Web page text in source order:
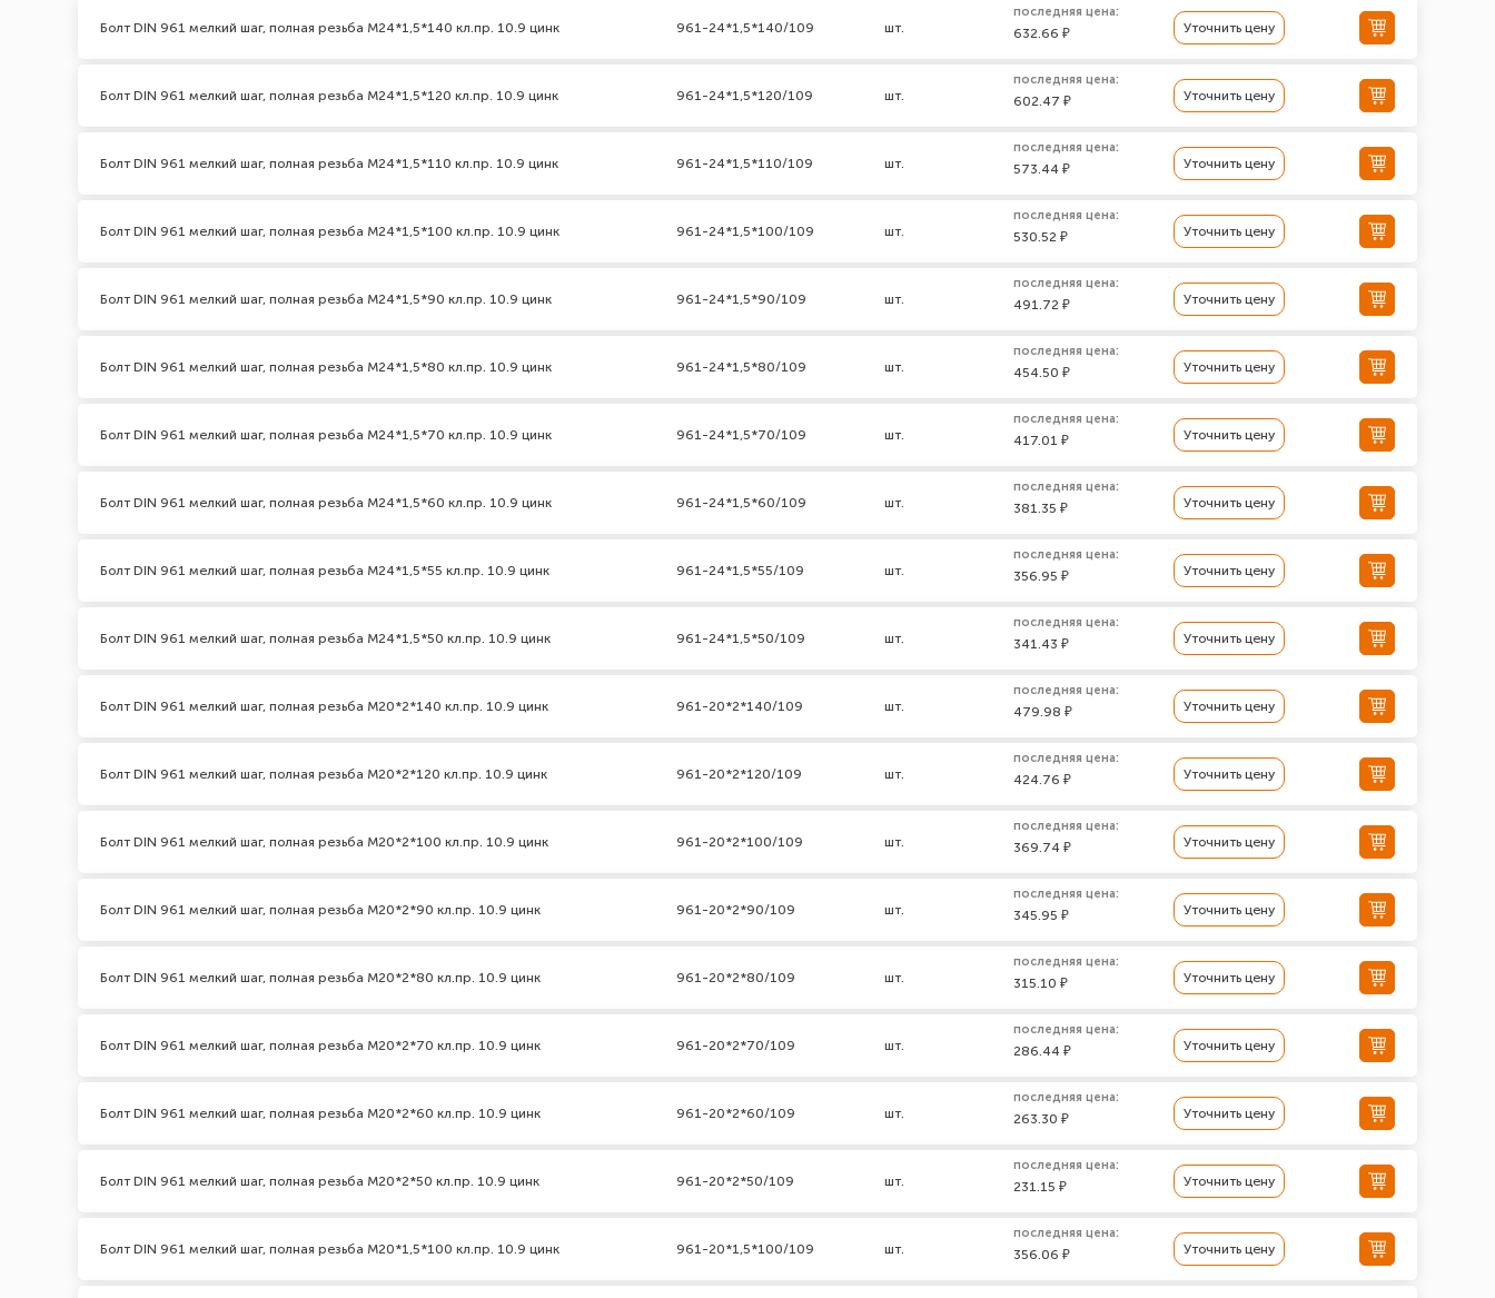
Болт DIN 961 мелкий шаг, полная резьба M24*1,5*140 кл.пр. 10.9 цинк 961-24*1,5*140/109 шт.
последняя цена:
632.66 ₽ Уточнить цену
Болт DIN 961 мелкий шаг, полная резьба M24*1,5*120 кл.пр. 10.9 цинк 961-24*1,5*120/109 шт.
последняя цена:
602.47 ₽ Уточнить цену
Болт DIN 961 мелкий шаг, полная резьба M24*1,5*110 кл.пр. 10.9 цинк 961-24*1,5*110/109 шт.
последняя цена:
573.44 ₽ Уточнить цену
Болт DIN 961 мелкий шаг, полная резьба M24*1,5*100 кл.пр. 10.9 цинк 961-24*1,5*100/109 шт.
последняя цена:
530.52 ₽ Уточнить цену
Болт DIN 961 мелкий шаг, полная резьба M24*1,5*90 кл.пр. 10.9 цинк 961-24*1,5*90/109 шт.
последняя цена:
491.72 ₽ Уточнить цену
Болт DIN 961 мелкий шаг, полная резьба M24*1,5*80 кл.пр. 10.9 цинк 961-24*1,5*80/109 шт.
последняя цена:
454.50 ₽ Уточнить цену
Болт DIN 961 мелкий шаг, полная резьба M24*1,5*70 кл.пр. 10.9 цинк 961-24*1,5*70/109 шт.
последняя цена:
417.01 ₽ Уточнить цену
Болт DIN 961 мелкий шаг, полная резьба M24*1,5*60 кл.пр. 10.9 цинк 961-24*1,5*60/109 шт.
последняя цена:
381.35 ₽ Уточнить цену
Болт DIN 961 мелкий шаг, полная резьба M24*1,5*55 кл.пр. 10.9 цинк 961-24*1,5*55/109 шт.
последняя цена:
356.95 ₽ Уточнить цену
Болт DIN 961 мелкий шаг, полная резьба M24*1,5*50 кл.пр. 10.9 цинк 961-24*1,5*50/109 шт.
последняя цена:
341.43 ₽ Уточнить цену
Болт DIN 961 мелкий шаг, полная резьба M20*2*140 кл.пр. 10.9 цинк 961-20*2*140/109 шт.
последняя цена:
479.98 ₽ Уточнить цену
Болт DIN 961 мелкий шаг, полная резьба M20*2*120 кл.пр. 10.9 цинк 961-20*2*120/109 шт.
последняя цена:
424.76 ₽ Уточнить цену
Болт DIN 961 мелкий шаг, полная резьба M20*2*100 кл.пр. 10.9 цинк 961-20*2*100/109 шт.
последняя цена:
369.74 ₽ Уточнить цену
Болт DIN 961 мелкий шаг, полная резьба M20*2*90 кл.пр. 10.9 цинк 961-20*2*90/109 шт.
последняя цена:
345.95 ₽ Уточнить цену
Болт DIN 961 мелкий шаг, полная резьба M20*2*80 кл.пр. 10.9 цинк 961-20*2*80/109 шт.
последняя цена:
315.10 ₽ Уточнить цену
Болт DIN 961 мелкий шаг, полная резьба M20*2*70 кл.пр. 10.9 цинк 961-20*2*70/109 шт.
последняя цена:
286.44 ₽ Уточнить цену
Болт DIN 961 мелкий шаг, полная резьба M20*2*60 кл.пр. 10.9 цинк 961-20*2*60/109 шт.
последняя цена:
263.30 ₽ Уточнить цену
Болт DIN 961 мелкий шаг, полная резьба M20*2*50 кл.пр. 10.9 цинк 961-20*2*50/109 шт.
последняя цена:
231.15 ₽ Уточнить цену
Болт DIN 961 мелкий шаг, полная резьба M20*1,5*100 кл.пр. 10.9 цинк 961-20*1,5*100/109 шт.
последняя цена:
356.06 ₽ Уточнить цену